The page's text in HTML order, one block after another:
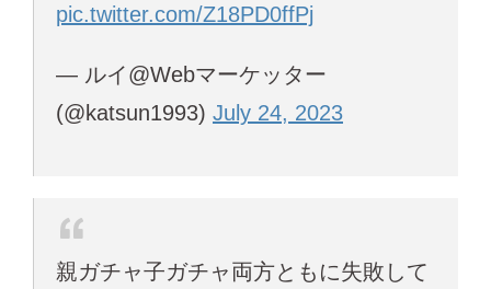
pic.twitter.com/Z18PD0ffPj
— ルイ@Webマーケッター
(@katsun1993) July 24, 2023
親ガチャ子ガチャ両方ともに失敗して